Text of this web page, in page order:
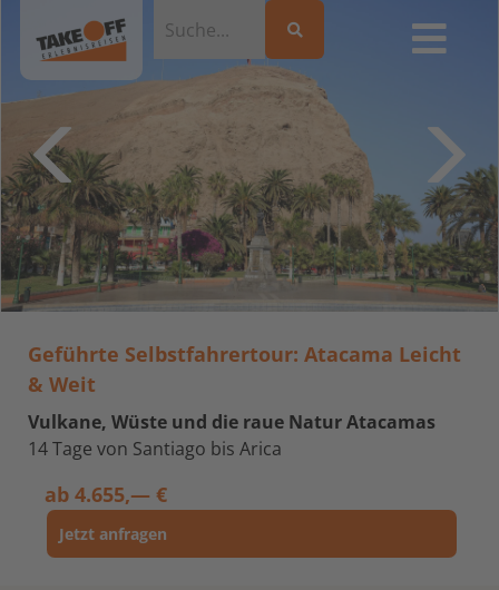
Geführte Selbstfahrertour: Atacama Leicht
& Weit
Vulkane, Wüste und die raue Natur Atacamas
14 Tage von Santiago bis Arica
ab 4.655,— €
Jetzt anfragen